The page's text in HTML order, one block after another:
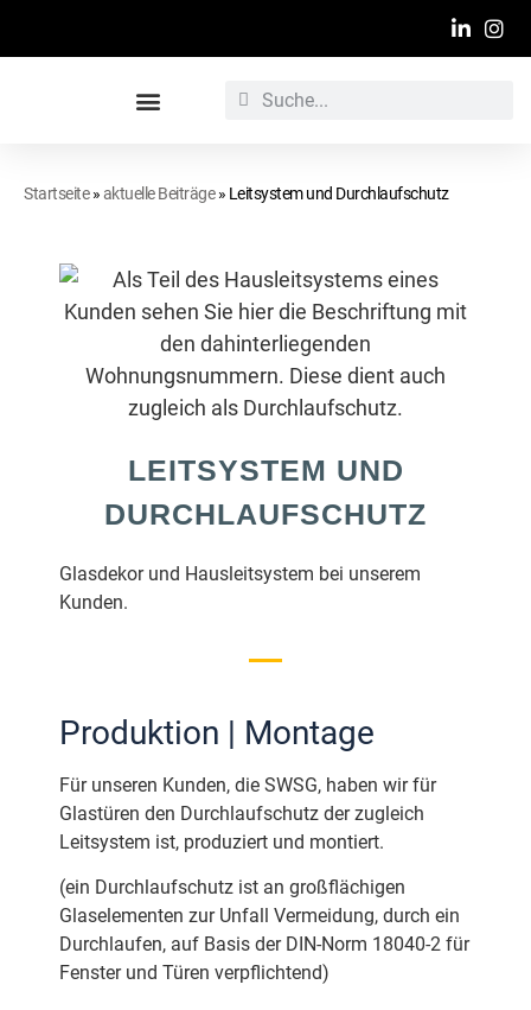
Startseite»aktuelle Beiträge» Leitsystem und Durchlaufschutz
LEITSYSTEM UND
DURCHLAUFSCHUTZ
Glasdekor und Hausleitsystem bei unserem
Kunden.
Produktion | Montage
Für unseren Kunden, die SWSG, haben wir für
Glastüren den Durchlaufschutz der zugleich
Leitsystem ist, produziert und montiert.
(ein Durchlaufschutz ist an großflächigen
Glaselementen zur Unfall Vermeidung, durch ein
Durchlaufen, auf Basis der DIN-Norm 18040-2 für
Fenster und Türen verpflichtend)